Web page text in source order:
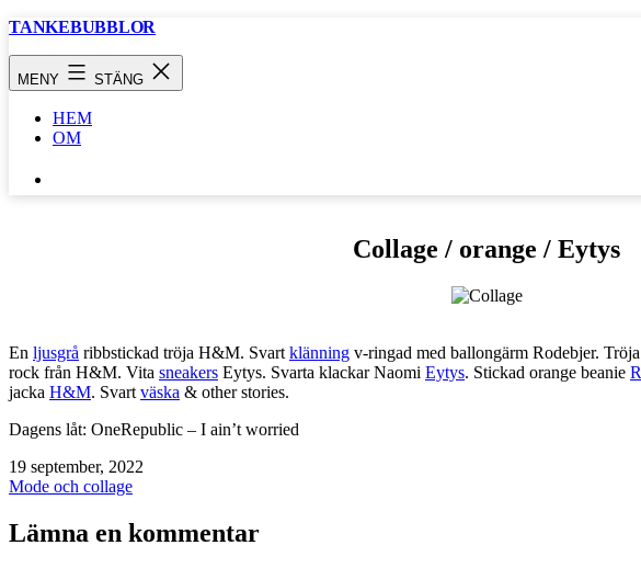
Hoppa
TANKEBUBBLOR
MENY STÄNG
HEM
OM
…
Collage / orange / Eytys
En ljusgrå ribbstickad tröja H&M. Svart klänning v-ringad med ballongärm Rodebjer.
rock från H&M. Vita sneakers Eytys. Svarta klackar Naomi Eytys. Stickad orange beanie
jacka H&M. Svart väska & other stories.
Dagens låt: OneRepublic – I ain’t worried
Publicerat
den
19 september, 2022
Kategoriserat
Mode och collage
Lämna en kommentar